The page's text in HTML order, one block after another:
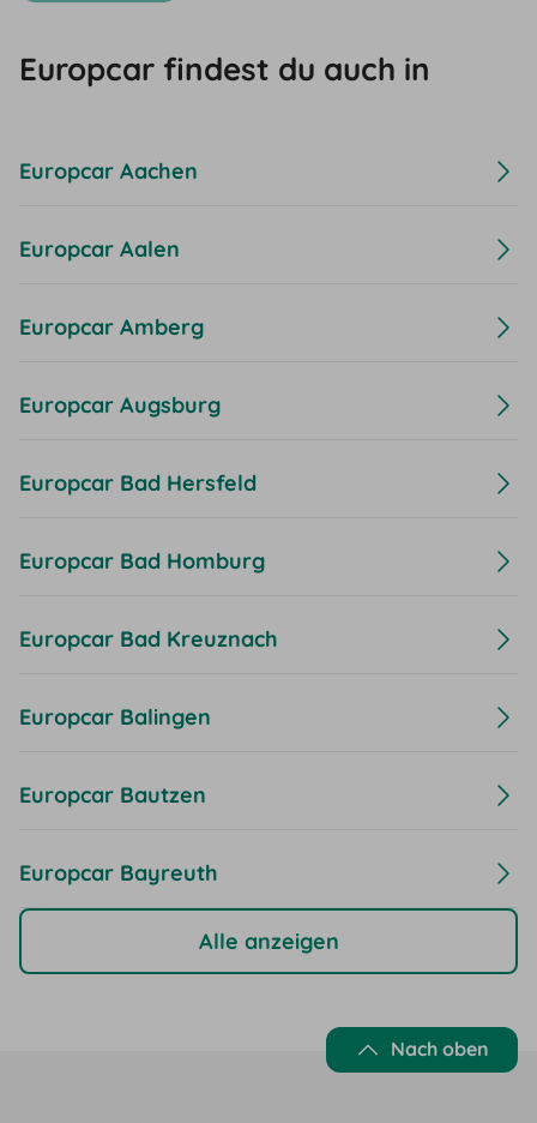
Europcar findest du auch in
Europcar Aachen
Europcar Aalen
Europcar Amberg
Europcar Augsburg
Europcar Bad Hersfeld
Europcar Bad Homburg
Europcar Bad Kreuznach
Europcar Balingen
Europcar Bautzen
Europcar Bayreuth
Alle anzeigen
Nach oben